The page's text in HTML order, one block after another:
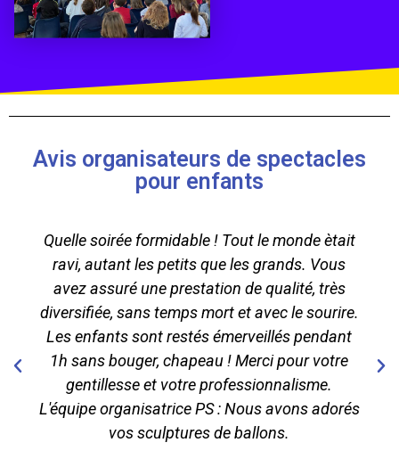
Avis organisateurs de spectacles
pour enfants
Quelle soirée formidable ! Tout le monde ètait
ravi, autant les petits que les grands. Vous
avez assuré une prestation de qualité, très
diversifiée, sans temps mort et avec le sourire.
Les enfants sont restés émerveillés pendant
1h sans bouger, chapeau ! Merci pour votre
gentillesse et votre professionnalisme.
L'équipe organisatrice PS : Nous avons adorés
vos sculptures de ballons.